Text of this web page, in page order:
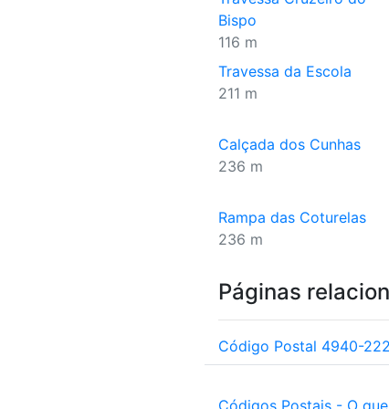
Bispo
116 m
Travessa da Escola
211 m
Calçada dos Cunhas
236 m
Rampa das Coturelas
236 m
Páginas
Código Postal 4940-222
Códigos Postais - O